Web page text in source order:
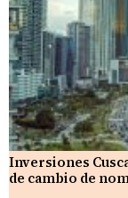
Inversiones
de cambio de